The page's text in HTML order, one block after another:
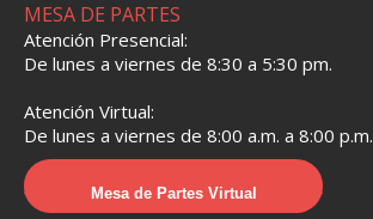
MESA DE PARTES
Atención Presencial:
De lunes a viernes de 8:30 a 5:30 pm.
Atención Virtual:
De lunes a viernes de 8:00 a.m. a 8:00 p.m.
Mesa de Partes Virtual